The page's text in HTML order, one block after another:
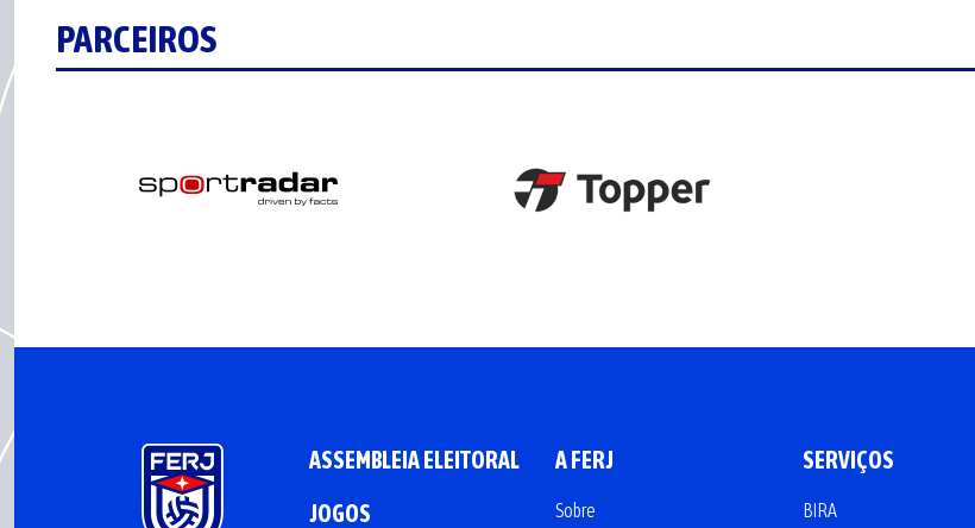
PARCEIROS
ASSEMBLEIA ELEITORAL
JOGOS
A FERJ
Sobre
SERVIÇOS
BIRA